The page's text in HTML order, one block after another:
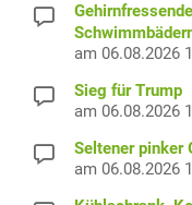
am 06.08.2026
Sieg für Trump
am 06.08.2026
Seltener pinker
am 06.08.2026